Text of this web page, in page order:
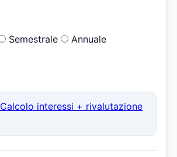
Semestrale Annuale
Calcolo interessi + rivalutazione